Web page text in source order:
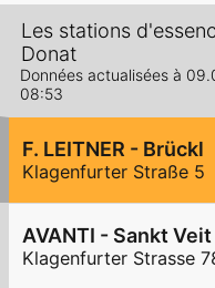
Les stations
Donat
Données actualisées à
08:53
F. LEITNER - Brückl
Klagenfurter Straße 5
Klagenfurter Strasse